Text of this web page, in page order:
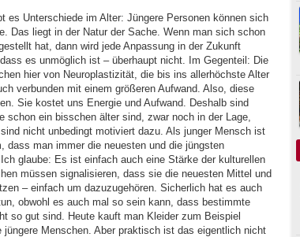
es Unterschiede im Alter: Jüngere Personen können sich
Das liegt in der Natur der Sache. Wenn man sich schon
hat, dann wird jede Anpassung in der Zukunft
es unmöglich ist – überhaupt nicht. Im Gegenteil: Die
hier von Neuroplastizität, die bis ins allerhöchste Alter
verbunden mit einem größeren Aufwand. Also, diese
Sie kostet uns Energie und Aufwand. Deshalb sind
schon ein bisschen älter sind, zwar noch in der Lage,
nicht unbedingt motiviert dazu. Als junger Mensch ist
dass man immer die neuesten und die jüngsten
glaube: Es ist einfach auch eine Stärke der kulturellen
müssen signalisieren, dass sie die neuesten Mittel und
– einfach um dazuzugehören. Sicherlich hat es auch
obwohl es auch mal so sein kann, dass bestimmte
so gut sind. Heute kauft man Kleider zum Beispiel
jüngere Menschen. Aber praktisch ist das eigentlich nicht